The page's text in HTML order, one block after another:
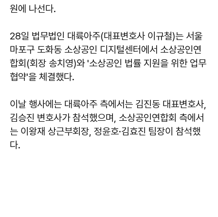
원에 나선다.
28일 법무법인 대륙아주(대표변호사 이규철)는 서울
마포구 도화동 소상공인 디지털센터에서 소상공인연
합회(회장 송치영)와 '소상공인 법률 지원을 위한 업무
협약'을 체결했다.
이날 행사에는 대륙아주 측에서는 김진동 대표변호사,
김승진 변호사가 참석했으며, 소상공인연합회 측에서
는 이왕재 상근부회장, 정윤호·김효진 팀장이 참석했
다.